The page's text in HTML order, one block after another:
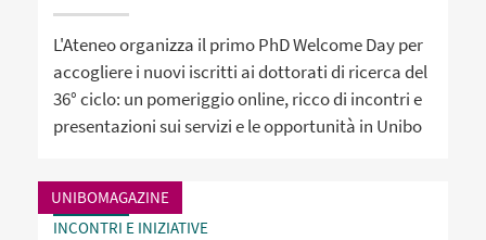
L'Ateneo organizza il primo PhD Welcome Day per
accogliere i nuovi iscritti ai dottorati di ricerca del
36° ciclo: un pomeriggio online, ricco di incontri e
presentazioni sui servizi e le opportunità in Unibo
UNIBOMAGAZINE
INCONTRI E INIZIATIVE